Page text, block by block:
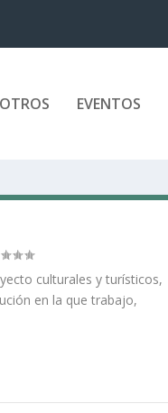
EVENTOS
culturales y turísticos,
en la que trabajo,